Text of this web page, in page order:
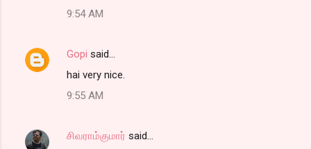
9:54 AM
Gopi said…
hai very nice.
9:55 AM
சிவராம்குமார் said…